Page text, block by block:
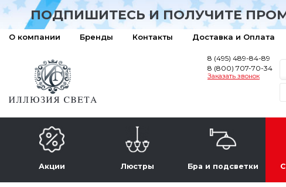
ПОДПИШИТЕСЬ И ПОЛУЧИТЕ
О компании Бренды Контакты Доставка и Оплата
8 (495) 489-84-89
8 (800) 707-70-34
Заказать звонок
Акции Люстры Бра и подсветки